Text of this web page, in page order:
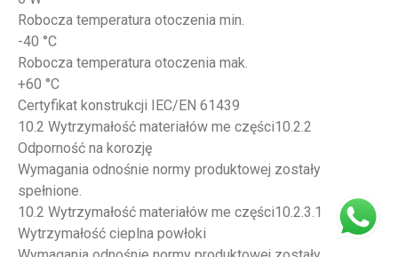
Robocza temperatura otoczenia min.
-40 °C
Robocza temperatura otoczenia mak.
+60 °C
Certyfikat konstrukcji IEC/EN 61439
10.2 Wytrzymałość materiałów me części10.2.2
Odporność na korozję
Wymagania odnośnie normy produktowej zostały
spełnione.
10.2 Wytrzymałość materiałów me części10.2.3.1
Wytrzymałość cieplna powłoki